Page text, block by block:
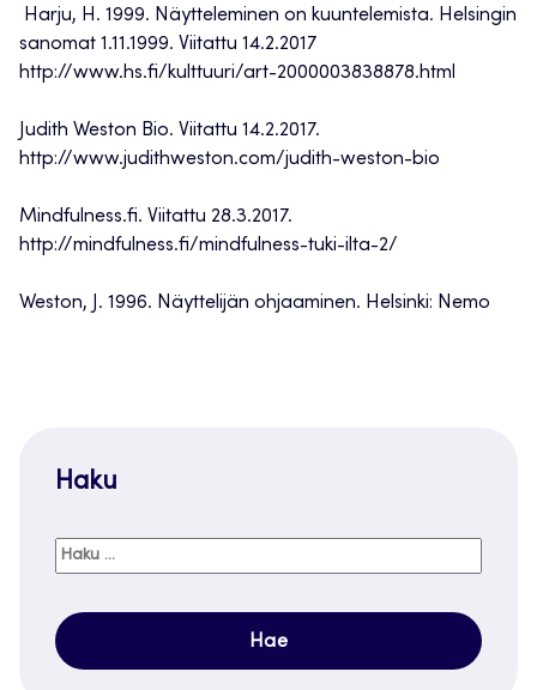
Harju, H. 1999. Näytteleminen on kuuntelemista. Helsingin
sanomat 1.11.1999. Viitattu 14.2.2017
http://www.hs.fi/kulttuuri/art-2000003838878.html
Judith Weston Bio. Viitattu 14.2.2017.
http://www.judithweston.com/judith-weston-bio
Mindfulness.fi. Viitattu 28.3.2017.
http://mindfulness.fi/mindfulness-tuki-ilta-2/
Weston, J. 1996. Näyttelijän ohjaaminen. Helsinki: Nemo
Haku
Haku: